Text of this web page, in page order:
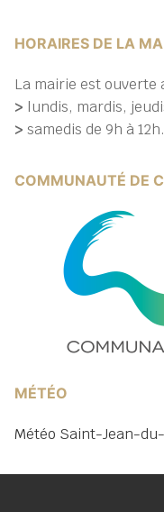
HORAIRES DE LA
La mairie est ouverte
> lundis, mardis,
> samedis de 9h à 12h.
COMMUNAUTÉ DE
MÉTÉO
Météo Saint-Jean-